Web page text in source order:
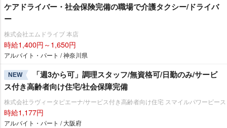
ケアドライバー・社会保険完備の職場で介護タクシー/ドライバ
ー
株式会社エムドライブ 本店
時給1,400円～1,650円
アルバイト・パート / 神奈川県
NEW
「週3から可」調理スタッフ/無資格可/日勤のみ/サービ
ス付き高齢者向け住宅/社会保障完備
株式会社ラヴィータピエーナ/サービス付き高齢者向け住宅 スマイルパワーピース
時給1,177円
アルバイト・パート / 大阪府